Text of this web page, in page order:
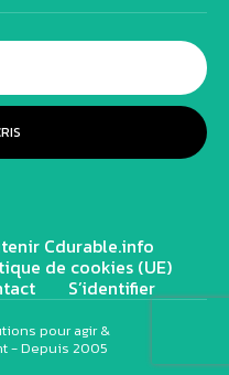
Cdurable.info
de cookies (UE)
S’identifier
pour agir &
- Depuis 2005